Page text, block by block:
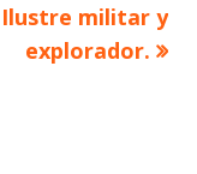
Ilustre militar y
explorador.